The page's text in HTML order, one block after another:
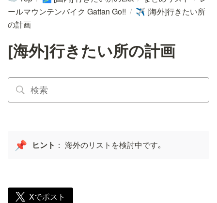
ールマウンテンバイク Gattan Go!! / ✈️ [海外]行きたい所
の計画
[海外]行きたい所の計画
📌 ヒント ： 海外のリストを検討中です｡
Xでポスト